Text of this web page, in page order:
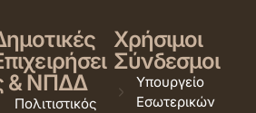
& ΝΠΔΔ
Πολιτιστικός
Χρήσιμοι
Σύνδεσμοι
Υπουργείο
Εσωτερικών